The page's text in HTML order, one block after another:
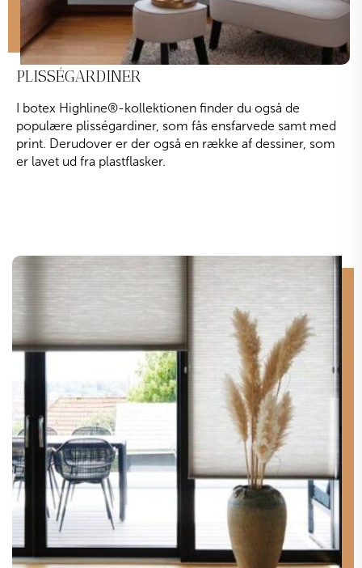
PLISSÉGARDINER
I botex Highline®-kollektionen finder du også de
populære plisségardiner, som fås ensfarvede samt med
print. Derudover er der også en række af dessiner, som
er lavet ud fra plastflasker.